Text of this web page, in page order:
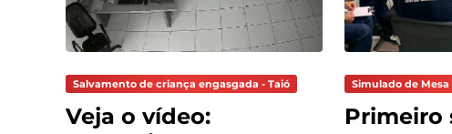
Salvamento de criança engasgada - Taió
Veja o vídeo:
Simulado de Mesa
Primeiro